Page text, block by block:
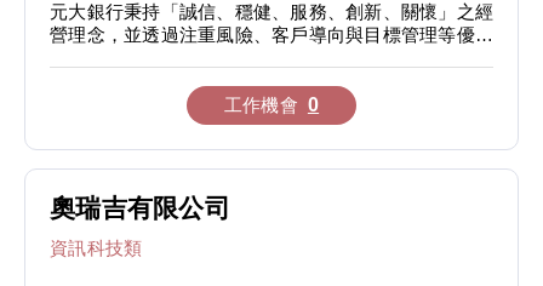
擁絕佳台北都會景致。
獨具風貌的餐廳與酒吧，包括時尚的中式佳餚與頂級美
國碳烤牛排，而道地的日本料理更是饕家的城中首選。
不論是正式的商業餐敘，或是於自在放鬆的酒吧內享受
台北君悅酒店 擁有多樣的會議及活動設施，包含豪華
功能性的宴會會議場所 – 君寓。無論是提供小型研討
元大銀行秉持「誠信、穩健、服務、創新、關懷」之經
營理念，並透過注重風險、客戶導向與目標管理等優質
https://www.yuantabank.com.tw/bank/
工作機會 0
奧瑞吉有限公司
資訊科技類